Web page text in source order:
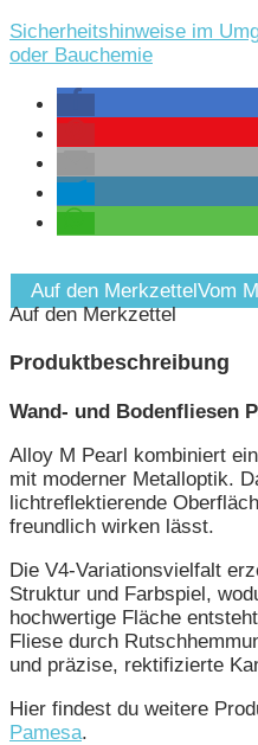
Sicherheitshinweise im
oder Bauchemie
Auf den MerkzettelVom
Auf den Merkzettel
Produktbeschreibung
Wand- und Bodenfliesen
Alloy M Pearl kombiniert
mit moderner Metalloptik.
lichtreflektierende
freundlich wirken lässt.
Die V4-Variationsvielfalt
Struktur und Farbspiel,
hochwertige Fläche
Fliese durch
und präzise, rektifizierte
Hier findest du weitere
Pamesa.